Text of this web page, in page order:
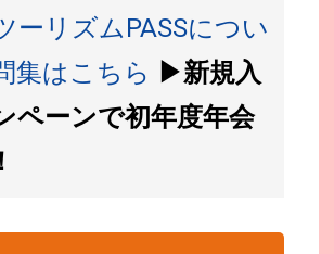
ーリズムPASSについ
集はこちら ▶新規入
ペーンで初年度年会